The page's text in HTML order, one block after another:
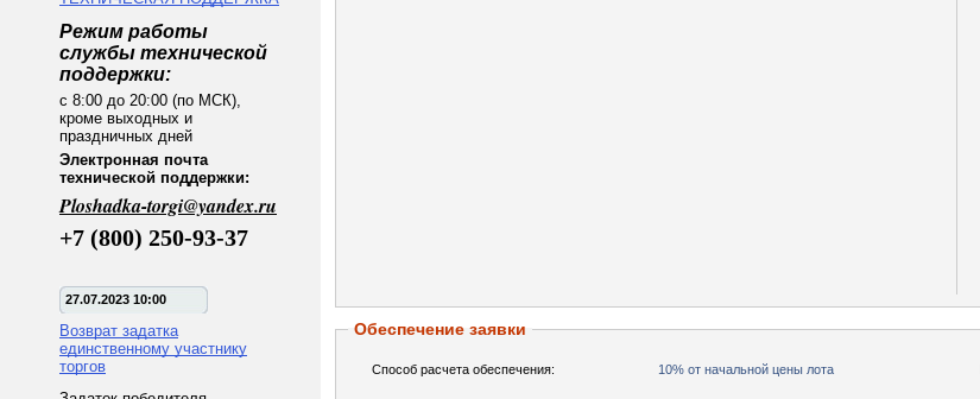
Режим работы
службы технической
поддержки:
с 8:00 до 20:00 (по МСК),
кроме выходных и
праздничных дней
Электронная почта
технической поддержки:
Ploshadka-torgi@yandex.ru
+7 (800) 250-93-37
27.07.2023 10:00
Возврат задатка
единственному участнику
торгов
Обеспечение заявки
Способ расчета обеспечения: 10% от начальной цены лота